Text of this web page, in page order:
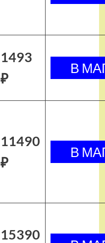
1493
₽
11490
₽
15390